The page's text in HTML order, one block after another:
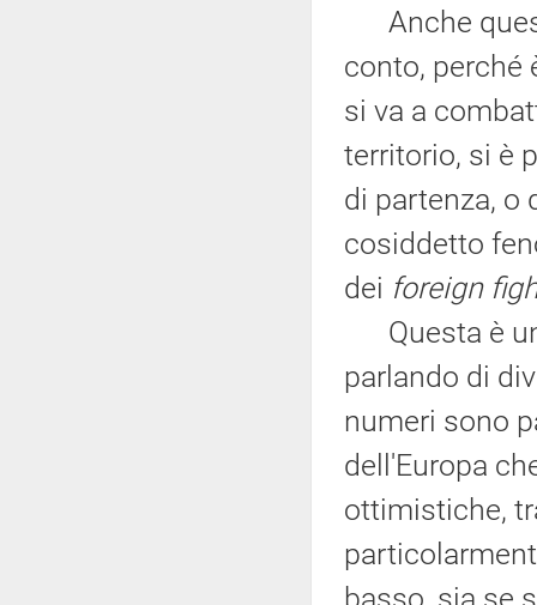
Anche
conto, perché
si va a
territorio, si è
di partenza, o
cosiddetto
dei foreign
Questa è
parlando di
numeri sono
dell'Europa
ottimistiche,